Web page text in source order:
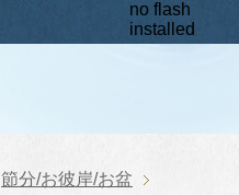
節分/お彼岸/お盆
no flash
installed